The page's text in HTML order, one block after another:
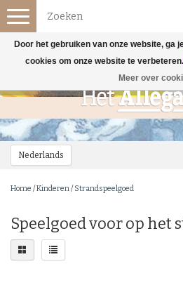
Nederlands
Toggle
navigation
Home /Kinderen/Strandspeelgoed
Speelgoed voor op het
Door het gebruiken van onze website, ga
cookies om onze website te verbeteren.
Meer over